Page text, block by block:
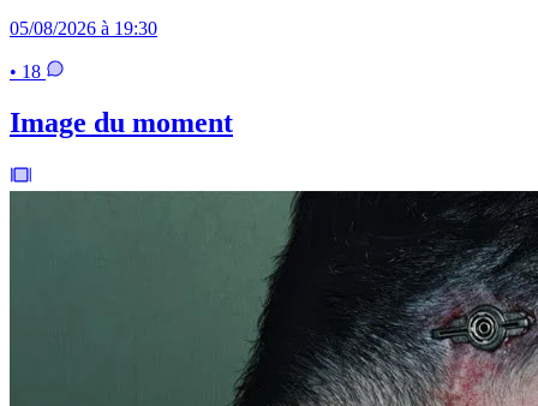
05/08/2026 à 19:30
• 18
Image du moment